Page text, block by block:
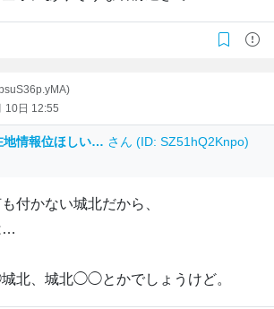
10日 12:55
地情報位ほしい… さん (ID: SZ51hQ2Knpo)
付かない城北だから、
…
北、城北◯◯とかでしょうけど。